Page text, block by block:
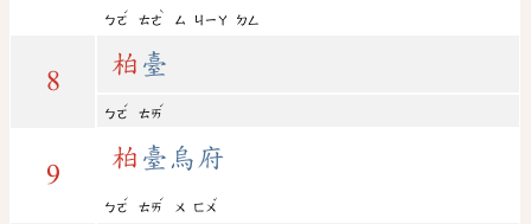
ㄅㄛ
ˊ
ㄊㄜ
ˋ
ㄙ ㄐㄧㄚ ㄉㄥ
8
柏 臺
ㄅㄛ
ˊ
ㄊㄞ
ˊ
9
柏 臺烏府
ㄅㄛ
ˊ
ㄊㄞ
ˊ
ㄨ ㄈㄨ
ˇ